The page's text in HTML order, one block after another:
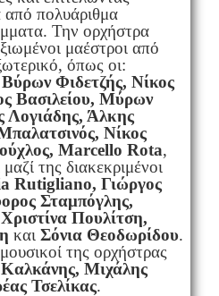
από πολυάριθμα
Την ορχήστρα
μαέστροι από
όπως οι:
Φιδετζής, Νίκος
Βασιλείου, Μύρων
Λογιάδης, Άλκης
Νίκος
Marcello Rota,
της διακεκριμένοι
Rutigliano, Γιώργος
Σταμπόγλης,
Πουλίτση,
και Σόνια Θεοδωρίδου.
της ορχήστρας
Καλκάνης, Μιχάλης
Τσελίκας.